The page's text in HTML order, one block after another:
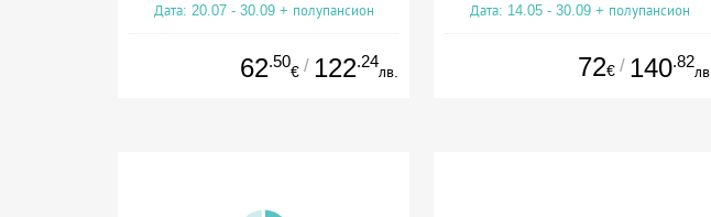
Дата: 20.07 - 30.09 + полупансион
62.50
€ / 122.24
лв.
Дата: 14.05 - 30.09 + полупансион
72€ / 140.82
лв.